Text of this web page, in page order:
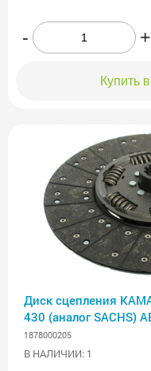
- +
Купить
Диск сцепления
430 (аналог SACHS)
1878000205
В НАЛИЧИИ: 1